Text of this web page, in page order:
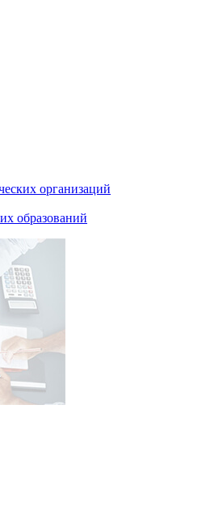
организаций
образований